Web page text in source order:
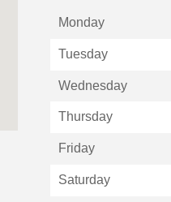
Monday
Tuesday
Wednesday
Thursday
Friday
Saturday